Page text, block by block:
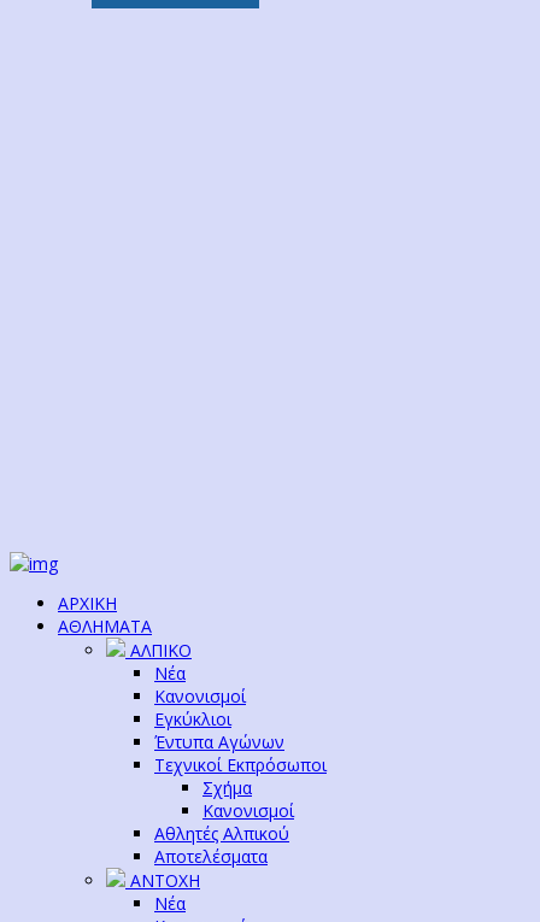
ΑΡΧΙΚΗ
ΑΘΛΗΜΑΤΑ
ΑΛΠΙΚΟ
Νέα
Κανονισμοί
Εγκύκλιοι
Έντυπα Αγώνων
Τεχνικοί Εκπρόσωποι
Σχήμα
Κανονισμοί
Αθλητές Αλπικού
Αποτελέσματα
ΑΝΤΟΧΗ
Νέα